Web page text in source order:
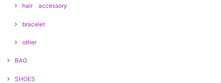
hair accessory
bracelet
other
BAG
SHOES